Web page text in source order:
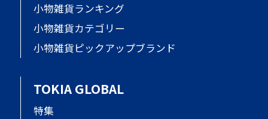
小物雑貨ランキング
小物雑貨カテゴリー
小物雑貨ピックアップブランド
TOKIA GLOBAL
特集